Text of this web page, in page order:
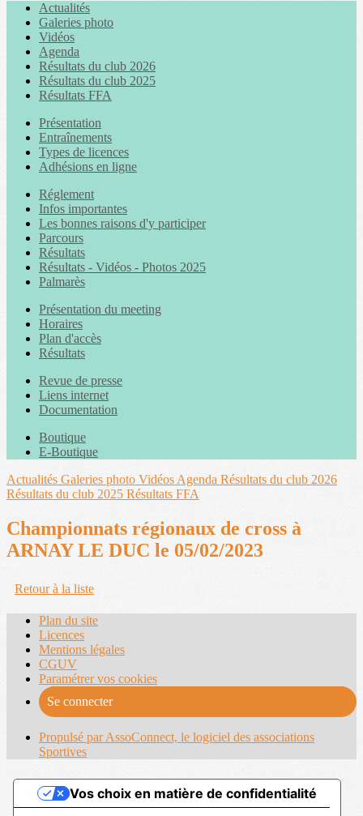
Actualités
Galeries photo
Vidéos
Agenda
Résultats du club 2026
Résultats du club 2025
Résultats FFA
Présentation
Entraînements
Types de licences
Adhésions en ligne
Réglement
Infos importantes
Les bonnes raisons d'y participer
Parcours
Résultats
Résultats - Vidéos - Photos 2025
Palmarès
Présentation du meeting
Horaires
Plan d'accès
Résultats
Revue de presse
Liens internet
Documentation
Boutique
E-Boutique
Actualités Galeries photo Vidéos Agenda Résultats du club 2026
Résultats du club 2025 Résultats FFA
Championnats régionaux de cross à
ARNAY LE DUC le 05/02/2023
Retour à la liste
Plan du site
Licences
Mentions légales
CGUV
Paramétrer vos cookies
Se connecter
Propulsé par AssoConnect, le logiciel des associations
Sportives
Vos choix en matière de confidentialité